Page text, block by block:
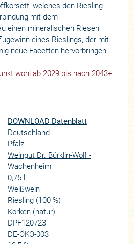
welches den Riesling
mit dem
einen mineralischen Riesen
eines Rieslings, der mit
neue Facetten hervorbringen
wohl ab 2029 bis nach 2043+.
DOWNLOAD Datenblatt
Deutschland
Pfalz
Weingut Dr. Bürklin-Wolf -
Wachenheim
0,75 l
Weißwein
Riesling (100 %)
Korken (natur)
DPF120723
DE-ÖKO-003